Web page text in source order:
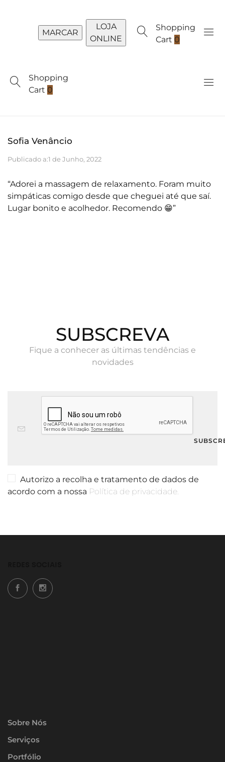
MARCAR
LOJA
ONLINE
Shopping
Cart 0
Shopping
Cart 0
Sofia Venâncio
Publicado a:1 de Junho, 2022
“Adorei a massagem de relaxamento. Foram muito
simpáticas comigo desde que cheguei até que saí.
Lugar bonito e acolhedor. Recomendo 😁”
SUBSCREVA
Fique a conhecer as últimas tendências e
novidades
Autorizo a recolha e tratamento de dados de
acordo com a nossa Política de privacidade.
Sobre Nós
Serviços
Portfólio